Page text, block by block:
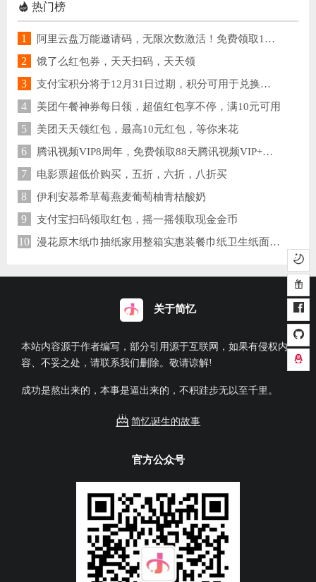
热门榜
1
阿里云盘万能邀请码，无限次数激活！免费领取1TB空间
2
饿了么红包券，天天扫码，天天领
3
支付宝积分将于12月31日过期，积分可用于兑换提现免费额度
4
美团午餐神券每日领，超值红包享不停，满10元可用
5
美团天天领红包，最高10元红包，等你来花
6
腾讯视频VIP8周年，免费领取88天腾讯视频VIP+企鹅乐园联合会员
7
电影票超低价购买，五折，六折，八折买
8
伊利安慕希草莓燕麦葡萄柚青桔酸奶
9
支付宝扫码领取红包，摇一摇领取现金金币
10
漫花原木纸巾抽纸家用整箱实惠装餐巾纸卫生纸面巾纸抽 纯木臻品抽纸 每包不足1元钱 4层加厚 7.9元
关于简忆
本站内容源于作者编写，部分引用源于互联网，如果有侵权内
容、不妥之处，请联系我们删除。敬请谅解!
成功是熬出来的，本事是逼出来的，不积跬步无以至千里。
简忆诞生的故事
官方公众号